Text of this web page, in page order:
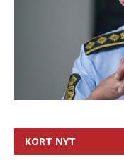
KORT NYT